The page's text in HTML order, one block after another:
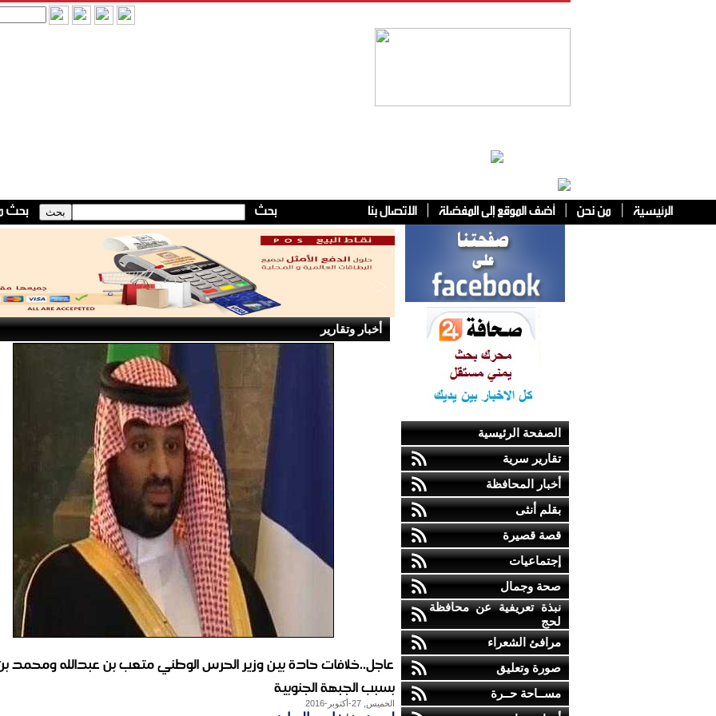
الصفحة الرئيسية
تقارير سرية
أخبار المحافظة
بقلم أنثى
قصة قصيرة
إجتماعيات
صحة وجمال
نبذة تعريفية عن محافظة
لحج
مرافئ الشعراء
صورة وتعليق
مســاحة حــرة
أخبار وتقارير
عاجل..خلافات حادة بين وزير الحرس الوطني متعب بن عبدالله ومحمد
بسبب الجبهة الجنوبية
الخميس, 27-أكتوبر-2016